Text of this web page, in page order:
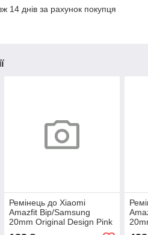
14 днів за рахунок покупця
Ремінець до Xiaomi
Amazfit Bip/Samsung
20mm Original Design Pink